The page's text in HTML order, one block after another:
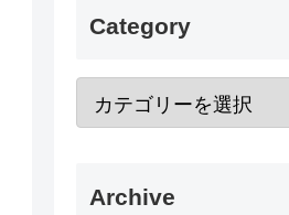
Category
Archive